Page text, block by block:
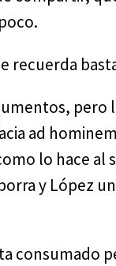
recuerda
pero
ad
lo hace al
y López
consumado